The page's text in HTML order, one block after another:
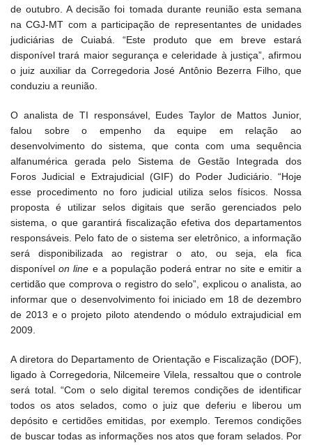
de outubro. A decisão foi tomada durante reunião esta semana
na CGJ-MT com a participação de representantes de unidades
judiciárias de Cuiabá. “Este produto que em breve estará
disponível trará maior segurança e celeridade à justiça”, afirmou
o juiz auxiliar da Corregedoria José Antônio Bezerra Filho, que
conduziu a reunião.
O analista de TI responsável, Eudes Taylor de Mattos Junior,
falou sobre o empenho da equipe em relação ao
desenvolvimento do sistema, que conta com uma sequência
alfanumérica gerada pelo Sistema de Gestão Integrada dos
Foros Judicial e Extrajudicial (GIF) do Poder Judiciário. “Hoje
esse procedimento no foro judicial utiliza selos físicos. Nossa
proposta é utilizar selos digitais que serão gerenciados pelo
sistema, o que garantirá fiscalização efetiva dos departamentos
responsáveis. Pelo fato de o sistema ser eletrônico, a informação
será disponibilizada ao registrar o ato, ou seja, ela fica
disponívelon line e a população poderá entrar no site e emitir a
certidão que comprova o registro do selo”, explicou o analista, ao
informar que o desenvolvimento foi iniciado em 18 de dezembro
de 2013 e o projeto piloto atendendo o módulo extrajudicial em
2009.
A diretora do Departamento de Orientação e Fiscalização (DOF),
ligado à Corregedoria, Nilcemeire Vilela, ressaltou que o controle
será total. “Com o selo digital teremos condições de identificar
todos os atos selados, como o juiz que deferiu e liberou um
depósito e certidões emitidas, por exemplo. Teremos condições
de buscar todas as informações nos atos que foram selados. Por